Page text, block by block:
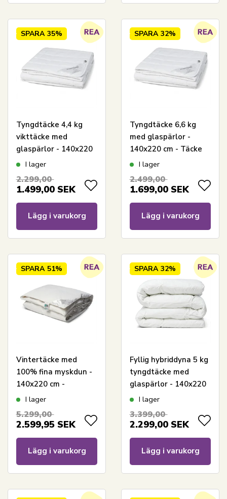
SPARA 35%
Tyngdtäcke 4,4 kg
vikttäcke med
glaspärlor - 140x220
cm - Täcke med vikt -
bolltäcke
I lager
2.299,00
1.499,00 SEK
Lägg i varukorg
SPARA 32%
Tyngdtäcke 6,6 kg
med glaspärlor -
140x220 cm - Täcke
med vikt - Nordstrand
I lager
2.499,00
1.699,00 SEK
Lägg i varukorg
SPARA 51%
Vintertäcke med
100% fina myskdun -
140x220 cm -
Allergivänligt
Nordstrand Home
I lager
5.299,00
2.599,95 SEK
Lägg i varukorg
SPARA 32%
Fyllig hybriddyna 5 kg
tyngdtäcke med
glaspärlor - 140x220
cm - Extra tungt
bolltäcke från
I lager
3.399,00
2.299,00 SEK
Lägg i varukorg